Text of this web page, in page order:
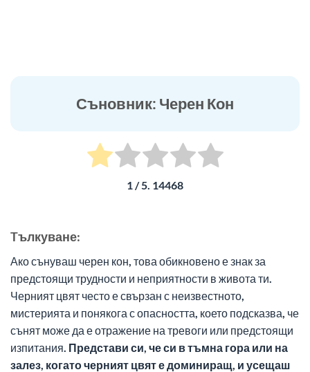
Съновник: Черен Кон
1/ 5. 14468
Tълкуване:
Ако сънуваш черен кон, това обикновено е знак за
предстоящи трудности и неприятности в живота ти.
Черният цвят често е свързан с неизвестното,
мистерията и понякога с опасността, което подсказва, че
сънят може да е отражение на тревоги или предстоящи
изпитания. Представи си, че си в тъмна гора или на
залез, когато черният цвят е доминиращ, и усещаш